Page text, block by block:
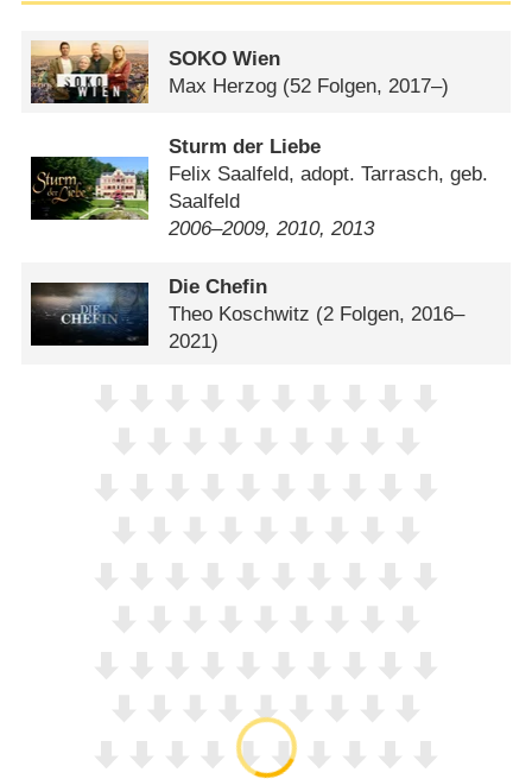
SOKO Wien
Max Herzog (52 Folgen, 2017–)
Sturm der Liebe
Felix Saalfeld, adopt. Tarrasch, geb.
Saalfeld
2006⁠–⁠2009, 2010, 2013
Die Chefin
Theo Koschwitz (2 Folgen, 2016–
2021)